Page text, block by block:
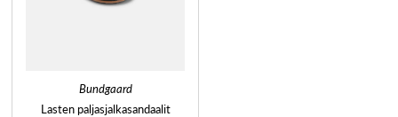
Bundgaard
Lasten paljasjalkasandaalit